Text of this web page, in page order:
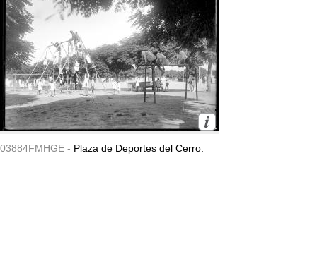
03884FMHGE - Plaza de Deportes del Cerro.